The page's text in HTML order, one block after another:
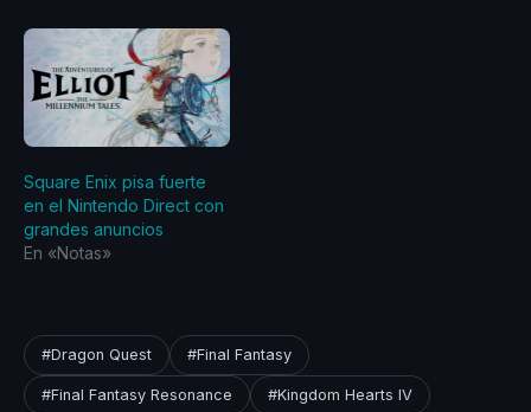
Square Enix pisa fuerte
en el Nintendo Direct con
grandes anuncios
En «Notas»
#Dragon Quest #Final Fantasy
#Final Fantasy Resonance #Kingdom Hearts IV